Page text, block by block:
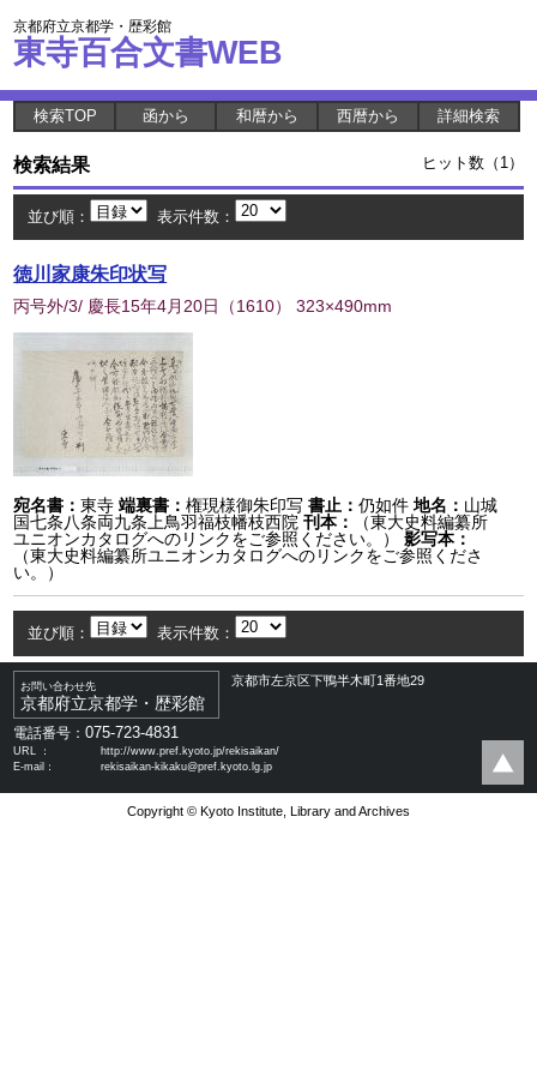
京都府立京都学・歴彩館
東寺百合文書WEB
検索TOP 函から 和暦から 西暦から 詳細検索
検索結果 ヒット数（1）
並び順： 表示件数：
徳川家康朱印状写
丙号外/3/ 慶長15年4月20日 （1610） 323×490mm
宛名書：東寺 端裏書：権現様御朱印写 書止：仍如件 地名： 山城
国七条八条両九条上鳥羽福枝幡枝西院 刊本：
（東大史料編纂所
ユニオンカタログへのリンクをご参照ください。）
影写本：
（東大史料編纂所ユニオンカタログへのリンクをご参照くださ
い。）
並び順： 表示件数：
お問い合わせ先
京都府立京都学・歴彩館
京都市左京区下鴨半木町1番地29
電話番号：075-723-4831
URL ：
http://www.pref.kyoto.jp/rekisaikan/
E-mail：
rekisaikan-kikaku@pref.kyoto.lg.jp
Copyright © Kyoto Institute, Library and Archives